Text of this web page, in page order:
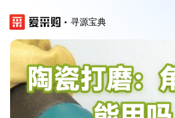
寻源宝典